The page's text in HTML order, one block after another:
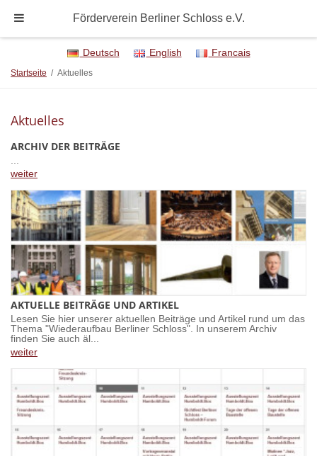
Deutsch English Francais
Startseite / Aktuelles
Aktuelles
ARCHIV DER BEITRÄGE
...
weiter
AKTUELLE BEITRÄGE UND ARTIKEL
Lesen Sie hier unserer aktuellen Beiträge und Artikel rund um das
Thema "Wiederaufbau Berliner Schloss". In unserem Archiv
finden Sie auch äl...
weiter
Förderverein Berliner Schloss e.V.